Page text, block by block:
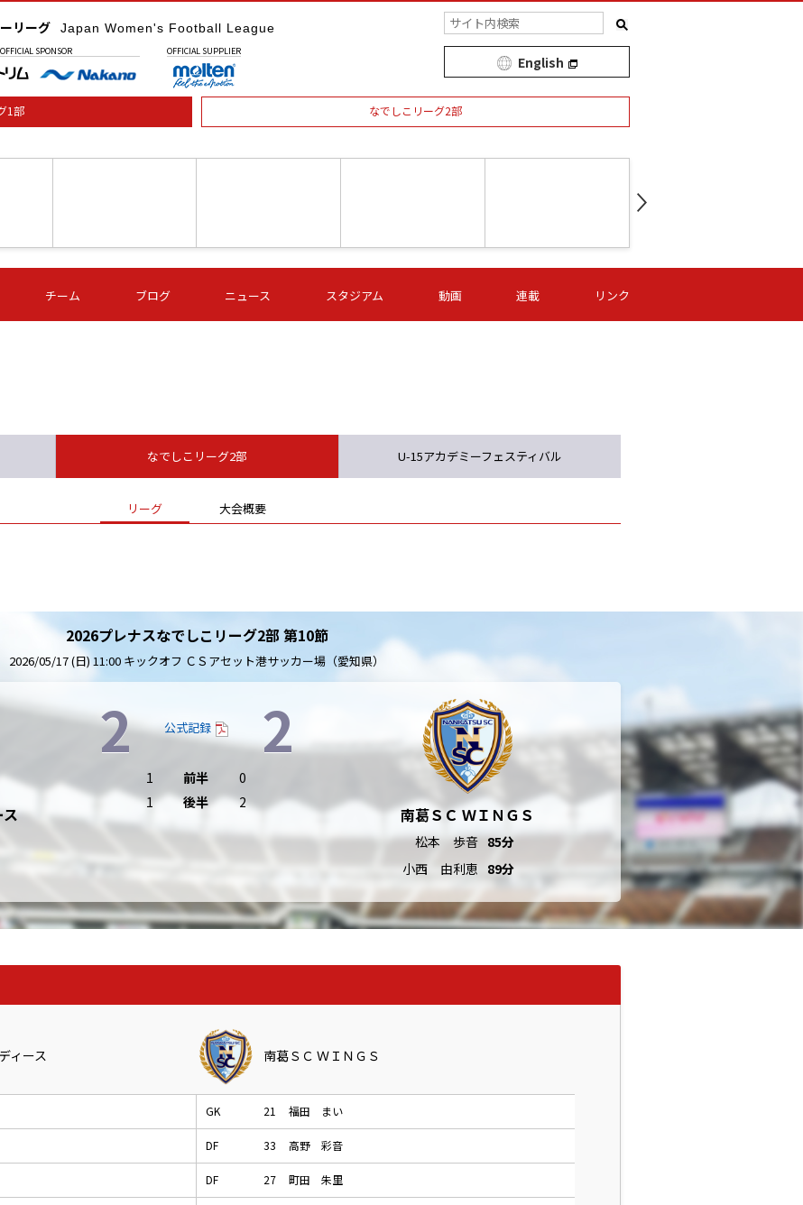
リーグ Japan Women's Football League
OFFICIAL SPONSOR OFFICIAL SUPPLIER
English
1部 なでしこリーグ2部
15:00 第16節 09/05 (土) 16:00
ＡＧＦ
-
いちご
-
第16節 09/06 (日) 15:00
-
第16節 09/06 (日) 15:00
- -
チーム ブログ ニュース スタジアム 動画 連載 リンク
なでしこリーグ2部
リーグ 大会概要
U-15アカデミーフェスティバル
2026プレナスなでしこリーグ2部 第10節
2026/05/17 (日) 11:00 キックオフ ＣＳアセット港サッカー場（愛知県）
ス
2 公式記録 2
1 前半
0
1
後半 2
南葛ＳＣ ＷＩＮＧＳ
松本 歩音 85分
小西 由利恵 89分
ィース 南葛ＳＣ ＷＩＮＧＳ
GK 21 福田 まい
DF 33 高野 彩音
DF 27 町田 朱里